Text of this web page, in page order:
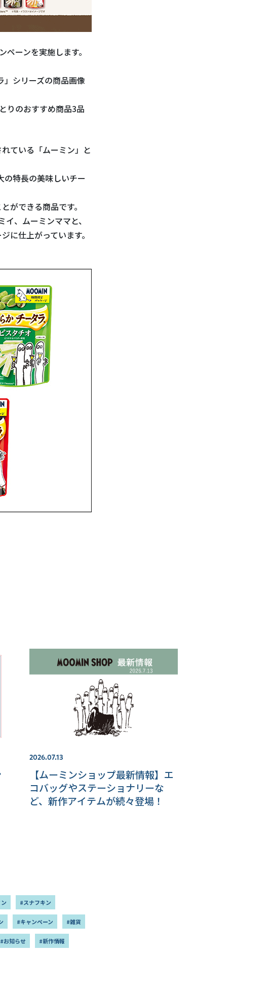
ーンを実施します。
」シリーズの商品画像
りのおすすめ商品3品
ている「ムーミン」と
特長の美味しいチー
ができる商品です。
、ムーミンママと、
に仕上がっています。
2026.07.13
【ムーミンショップ最新情報】エ
コバッグやステーショナリーな
ど、新作アイテムが続々登場！
#スナフキン
#キャンペーン #雑貨
#お知らせ #新作情報